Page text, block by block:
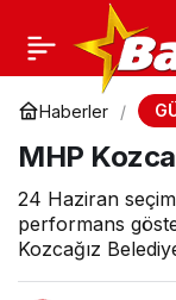
Haberler
MHP
24 Haziran
performans
Kozcağız
Sanayiden değil
zeminden